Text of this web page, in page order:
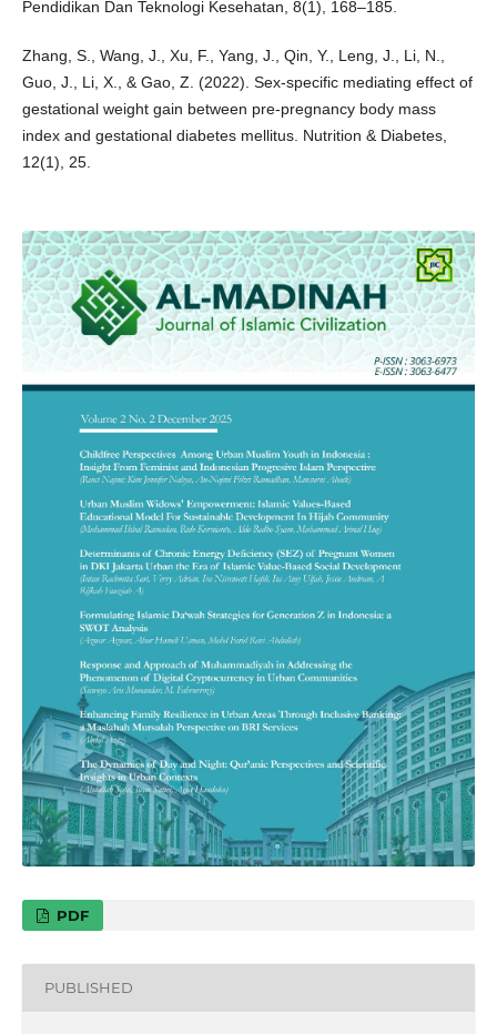
Pendidikan Dan Teknologi Kesehatan, 8(1), 168–185.
Zhang, S., Wang, J., Xu, F., Yang, J., Qin, Y., Leng, J., Li, N.,
Guo, J., Li, X., & Gao, Z. (2022). Sex-specific mediating effect of
gestational weight gain between pre-pregnancy body mass
index and gestational diabetes mellitus. Nutrition & Diabetes,
12(1), 25.
PDF
PUBLISHED